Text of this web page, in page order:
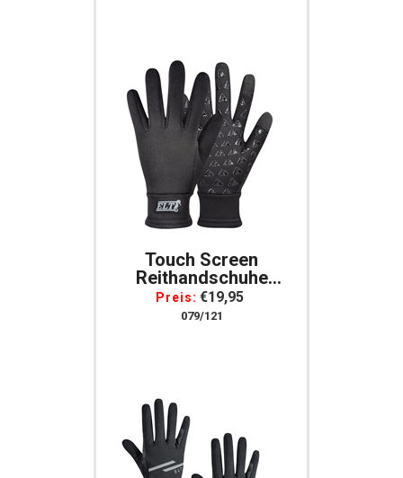
Touch Screen
Reithandschuhe
Schwarz Mit
Silikonprint Für
Preis: €19,95
079/121